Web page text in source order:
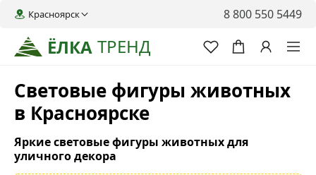
ЁЛКА ТРЕНД
Красноярск 8 800 550 5449
Световые фигуры животных
в Красноярске
Яркие световые фигуры животных для
уличного декора